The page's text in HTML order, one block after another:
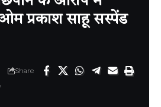
ओम प्रकाश साहू सस्पेंड
Share